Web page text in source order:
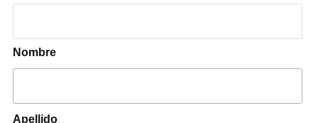
Nombre
Apellido